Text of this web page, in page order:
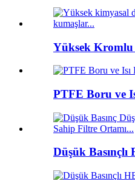
Yüksek
PTFE Boru ve
Düşük Basınçlı